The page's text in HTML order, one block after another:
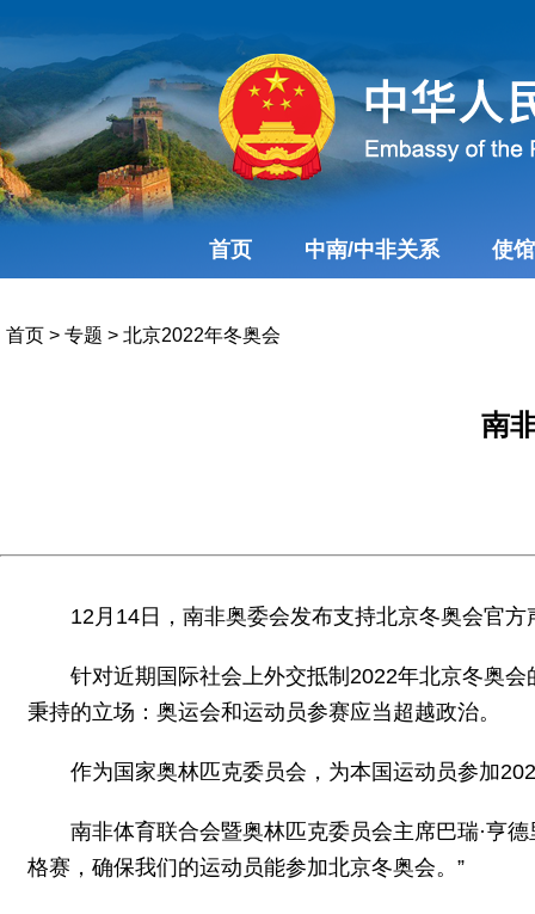
首页 中南/中非关系 使
首页 > 专题 > 北京2022年冬奥会
南
12月14日，南非奥委会发布支持北京冬奥会官
针对近期国际社会上外交抵制2022年北京冬奥
秉持的立场：奥运会和运动员参赛应当超越政治。
作为国家奥林匹克委员会，为本国运动员参加
南非体育联合会暨奥林匹克委员会主席巴瑞·亨
格赛，确保我们的运动员能参加北京冬奥会。”